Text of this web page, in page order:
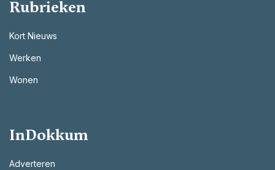
Rubrieken
Kort Nieuws
Werken
Wonen
InDokkum
Adverteren